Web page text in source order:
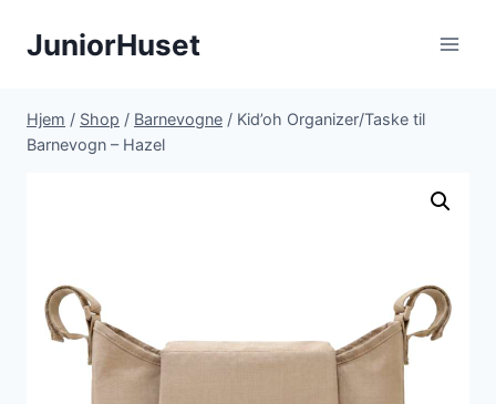
JuniorHuset
Hjem / Shop / Barnevogne / Kid’oh Organizer/Taske til
Barnevogn – Hazel